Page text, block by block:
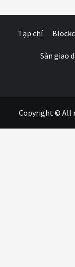
Tạp chí
Sàn giao
Copyright © All